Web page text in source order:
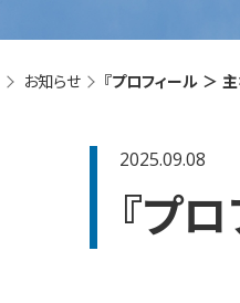
お知らせ 『プロフィール ＞
2025.09.08
『プ